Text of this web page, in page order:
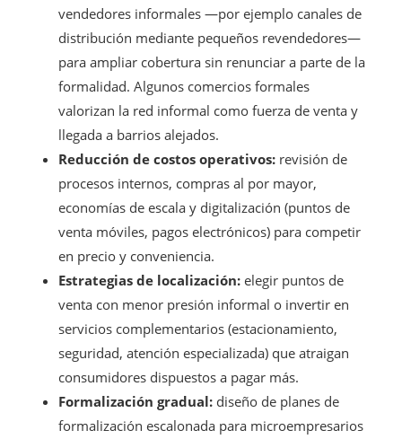
vendedores informales —por ejemplo canales de
distribución mediante pequeños revendedores—
para ampliar cobertura sin renunciar a parte de la
formalidad. Algunos comercios formales
valorizan la red informal como fuerza de venta y
llegada a barrios alejados.
Reducción de costos operativos: revisión de
procesos internos, compras al por mayor,
economías de escala y digitalización (puntos de
venta móviles, pagos electrónicos) para competir
en precio y conveniencia.
Estrategias de localización: elegir puntos de
venta con menor presión informal o invertir en
servicios complementarios (estacionamiento,
seguridad, atención especializada) que atraigan
consumidores dispuestos a pagar más.
Formalización gradual: diseño de planes de
formalización escalonada para microempresarios